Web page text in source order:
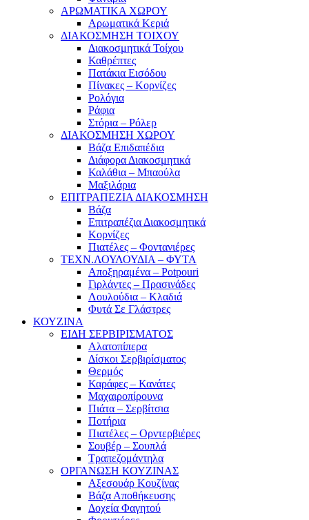
ΑΡΩΜΑΤΙΚΑ ΧΩΡΟΥ
Αρωματικά Κεριά
ΔΙΑΚΟΣΜΗΣΗ ΤΟΙΧΟΥ
Διακοσμητικά Τοίχου
Καθρέπτες
Πατάκια Εισόδου
Πίνακες – Κορνίζες
Ρολόγια
Ράφια
Στόρια – Ρόλερ
ΔΙΑΚΟΣΜΗΣΗ ΧΩΡΟΥ
Βάζα Επιδαπέδια
Διάφορα Διακοσμητικά
Καλάθια – Μπαούλα
Μαξιλάρια
ΕΠΙΤΡΑΠΕΖΙΑ ΔΙΑΚΟΣΜΗΣΗ
Βάζα
Επιτραπέζια Διακοσμητικά
Κορνίζες
Πιατέλες – Φοντανιέρες
ΤΕΧΝ.ΛΟΥΛΟΥΔΙΑ – ΦΥΤΑ
Αποξηραμένα – Potpouri
Γιρλάντες – Πρασινάδες
Λουλούδια – Κλαδιά
Φυτά Σε Γλάστρες
ΚΟΥΖΙΝΑ
ΕΙΔΗ ΣΕΡΒΙΡΙΣΜΑΤΟΣ
Αλατοπίπερα
Δίσκοι Σερβιρίσματος
Θερμός
Καράφες – Κανάτες
Μαχαιροπίρουνα
Πιάτα – Σερβίτσια
Ποτήρια
Πιατέλες – Ορντερβιέρες
Σουβέρ – Σουπλά
Τραπεζομάντηλα
ΟΡΓΑΝΩΣΗ ΚΟΥΖΙΝΑΣ
Αξεσουάρ Κουζίνας
Βάζα Αποθήκευσης
Δοχεία Φαγητού